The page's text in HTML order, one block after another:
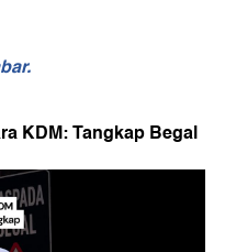
KDM: Tangkap Begal